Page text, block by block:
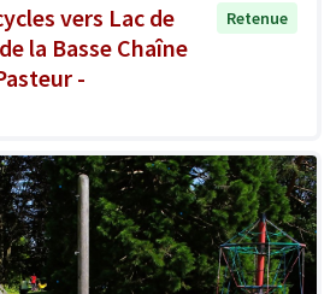
vers Lac de
la Basse Chaîne
-
Retenue